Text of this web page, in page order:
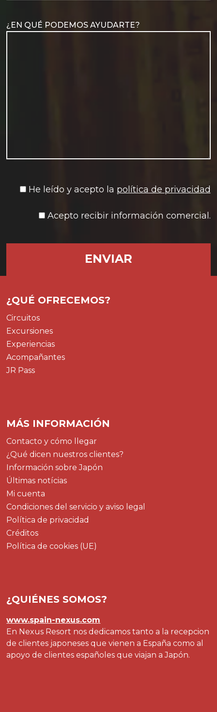
¿EN QUÉ PODEMOS AYUDARTE?
He leído y acepto la política de privacidad
Acepto recibir información comercial.
¿QUÉ OFRECEMOS?
Circuitos
Excursiones
Experiencias
Acompañantes
JR Pass
MÁS INFORMACIÓN
Contacto y cómo llegar
¿Qué dicen nuestros clientes?
Información sobre Japón
Últimas notícias
Mi cuenta
Condiciones del servicio y aviso legal
Política de privacidad
Créditos
Política de cookies (UE)
¿QUIÉNES SOMOS?
www.spain-nexus.com
En Nexus Resort nos dedicamos tanto a la recepcion
de clientes japoneses que vienen a España como al
apoyo de clientes españoles que viajan a Japón.